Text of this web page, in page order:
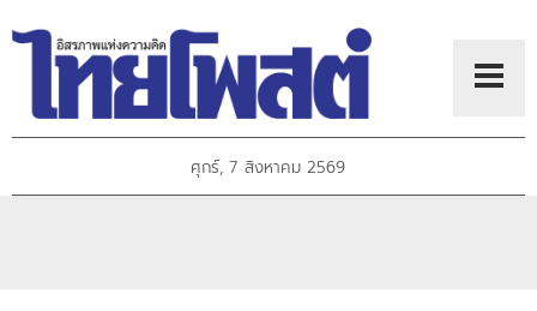
ศุกร์, 7 สิงหาคม 2569